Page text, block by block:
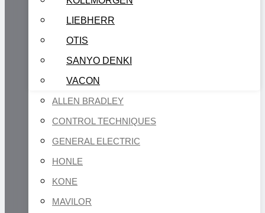
LIEBHERR
OTIS
SANYO DENKI
VACON
ALLEN BRADLEY
CONTROL TECHNIQUES
GENERAL ELECTRIC
HONLE
KONE
MAVILOR